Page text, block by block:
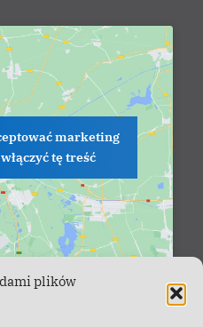
plików
marketing
tę treść